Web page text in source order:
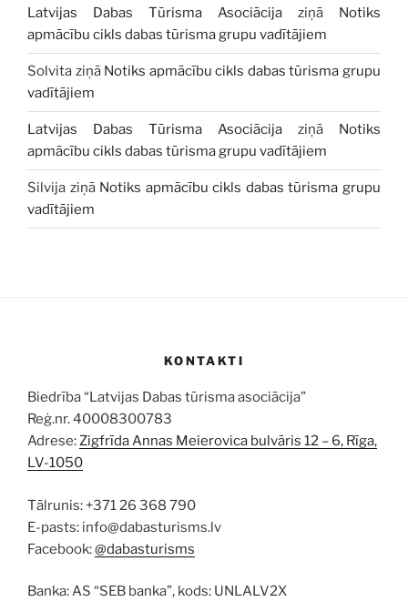
Latvijas Dabas Tūrisma Asociācija ziņā Notiks
apmācību cikls dabas tūrisma grupu vadītājiem
Solvita ziņā Notiks apmācību cikls dabas tūrisma grupu
vadītājiem
Latvijas Dabas Tūrisma Asociācija ziņā Notiks
apmācību cikls dabas tūrisma grupu vadītājiem
Silvija ziņā Notiks apmācību cikls dabas tūrisma grupu
vadītājiem
KONTAKTI
Biedrība “Latvijas Dabas tūrisma asociācija”
Reģ.nr. 40008300783
Adrese:Zigfrīda Annas Meierovica bulvāris 12 – 6, Rīga,
LV-1050
Tālrunis: +371 26 368 790
E-pasts: info@dabasturisms.lv
Facebook:@dabasturisms
Banka: AS “SEB banka”, kods: UNLALV2X